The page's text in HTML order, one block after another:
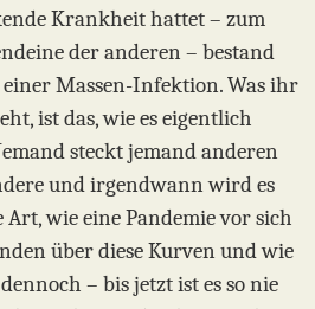
Krankheit hattet – zum
der anderen – bestand
Massen-Infektion. Was ihr
ist das, wie es eigentlich
steckt jemand anderen
und irgendwann wird es
Art, wie eine Pandemie vor sich
über diese Kurven und wie
– bis jetzt ist es so nie